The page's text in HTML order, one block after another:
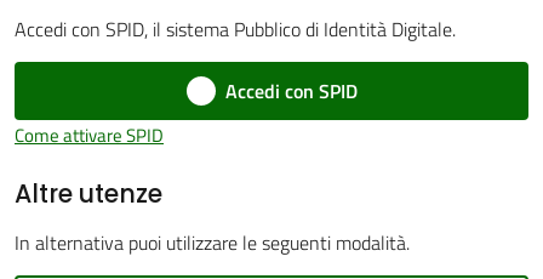
PNRR
Servizi
on-
line
Accedi con SPID, il sistema Pubblico di Identità Digitale.
Accedi con SPID
Come attivare SPID
Altre utenze
In alternativa puoi utilizzare le seguenti modalità.